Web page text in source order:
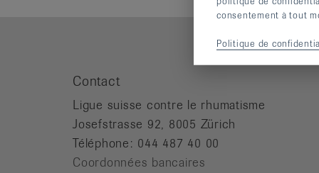
Contact
Ligue suisse contre le rhumatisme
Josefstrasse 92, 8005 Zürich
Téléphone: 044 487 40 00
Coordonnées bancaires
consentement à tout
Politique de